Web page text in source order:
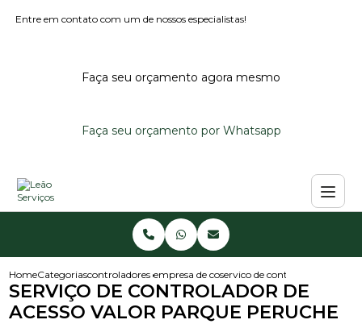
Entre em contato com um de nossos especialistas!
Faça seu orçamento agora mesmo
Faça seu orçamento por Whatsapp
HomeCategoriascontroladores de acessoempresa de controlador de acesso
servico de controlador de
SERVIÇO DE CONTROLADOR DE
ACESSO VALOR PARQUE PERUCHE